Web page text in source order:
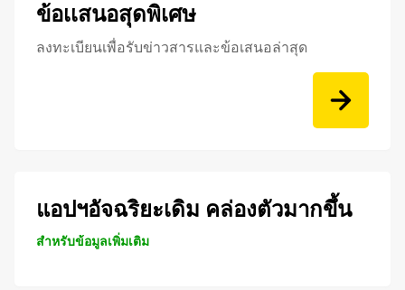
ข้อเเสนอสุดพิเศษ
ลงทะเบียนเพื่อรับข่าวสารและข้อเสนอล่าสุด
แอปฯอัจฉริยะเดิม คล่องตัวมากขึ้น
สำหรับข้อมูลเพิ่มเติม